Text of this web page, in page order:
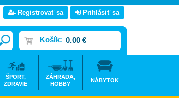
Registrovať sa Prihlásiť sa
Košík: 0.00 €
ŠPORT,
ZDRAVIE
ZÁHRADA,
HOBBY
NÁBYTOK